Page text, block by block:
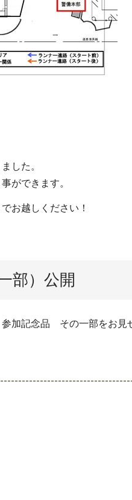
した。
ができます。
お越しください！
部）公開
加記念品 その一部をお見